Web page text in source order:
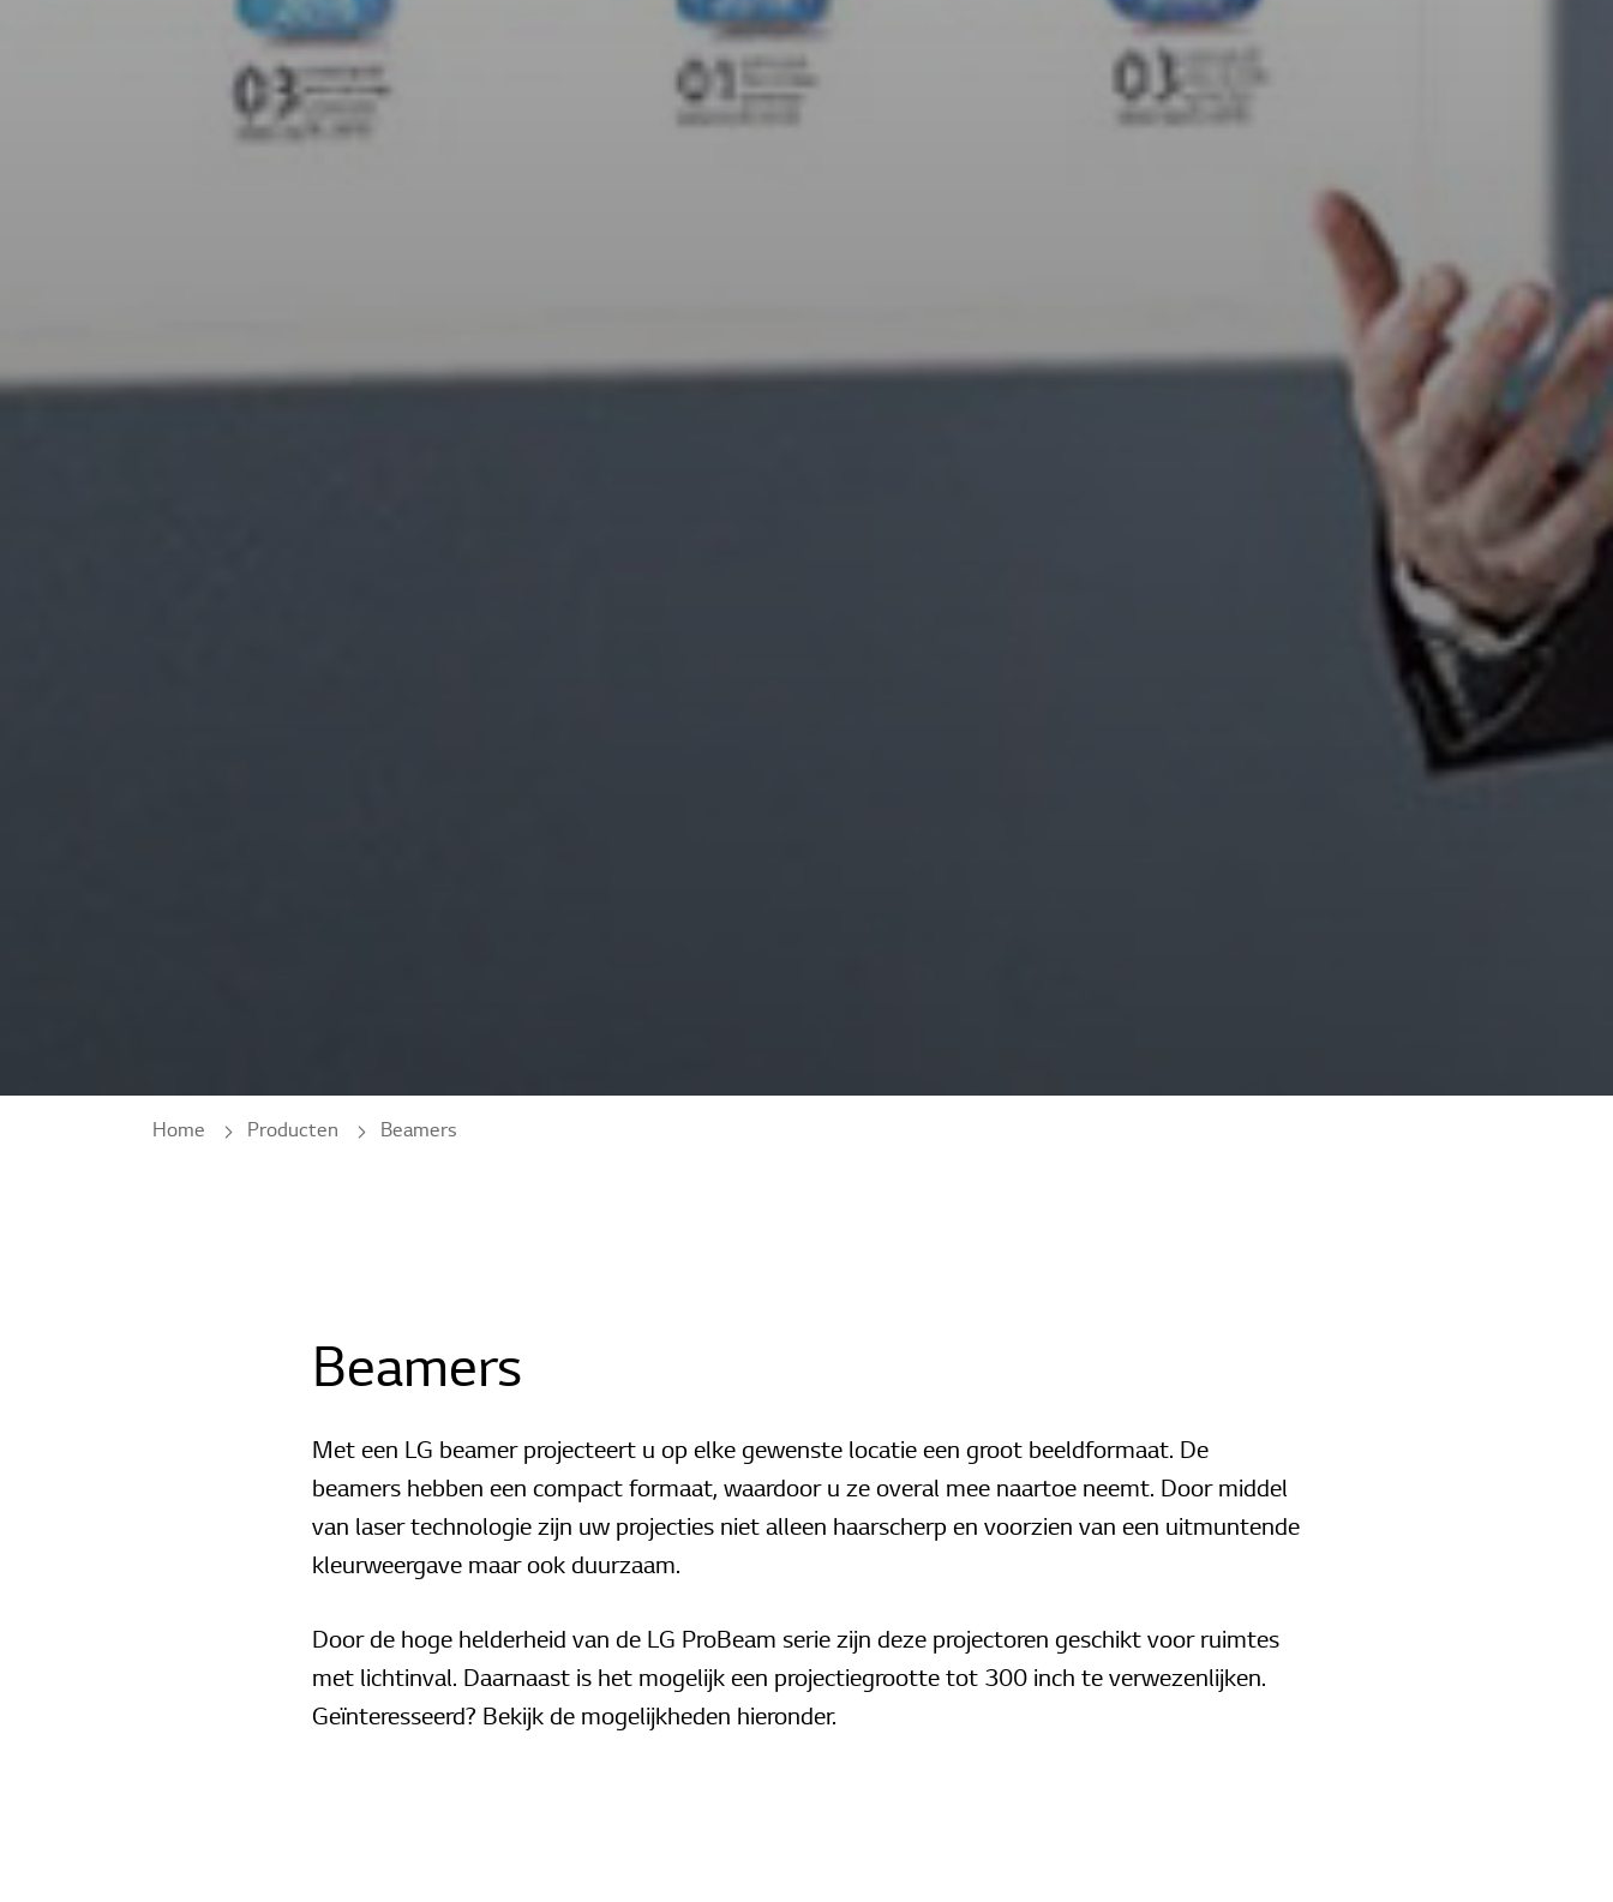
Home Producten Beamers
Beamers
Met een LG beamer projecteert u op elke gewenste locatie een groot beeldformaat. De
beamers hebben een compact formaat, waardoor u ze overal mee naartoe neemt. Door middel
van laser technologie zijn uw projecties niet alleen haarscherp en voorzien van een uitmuntende
kleurweergave maar ook duurzaam.
Door de hoge helderheid van de LG ProBeam serie zijn deze projectoren geschikt voor ruimtes
met lichtinval. Daarnaast is het mogelijk een projectiegrootte tot 300 inch te verwezenlijken.
Geïnteresseerd? Bekijk de mogelijkheden hieronder.